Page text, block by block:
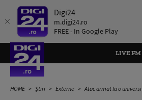
Digi24
m.digi24.ro
FREE - In Google Play
LIVE FM
HOME Știri Externe Atac armat la o universitate din Rusia, soldat cu 8 morți